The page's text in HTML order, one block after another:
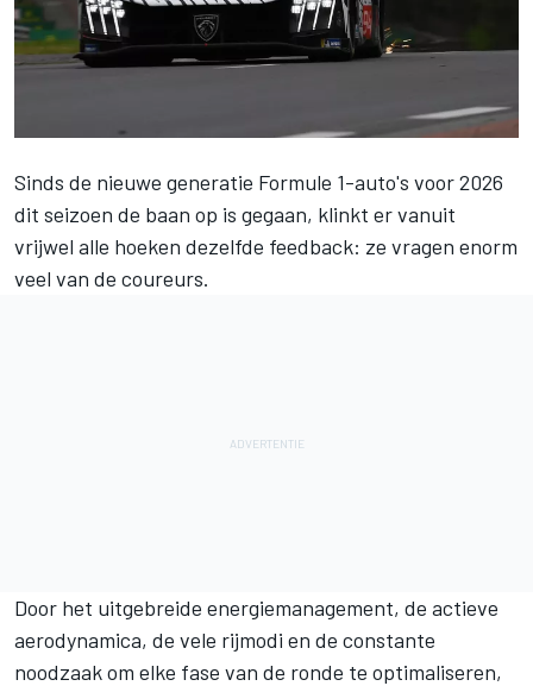
Sinds de nieuwe generatie Formule 1-auto's voor 2026
dit seizoen de baan op is gegaan, klinkt er vanuit
vrijwel alle hoeken dezelfde feedback: ze vragen enorm
veel van de coureurs.
Door het uitgebreide energiemanagement, de actieve
aerodynamica, de vele rijmodi en de constante
noodzaak om elke fase van de ronde te optimaliseren,